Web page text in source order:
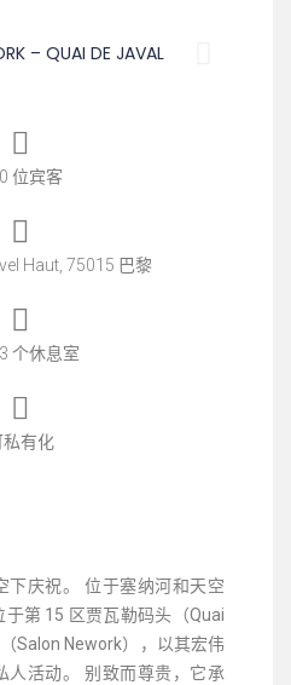
位宾客
Haut, 75015 巴黎
个休息室
私有化
下庆祝。 位于塞纳河和天空
第 15 区贾瓦勒码头（Quai
Salon Nework），以其宏伟
人活动。 别致而尊贵，它承